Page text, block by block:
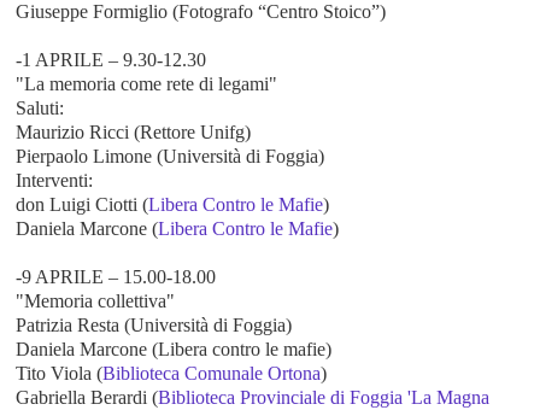
Giuseppe Formiglio (Fotografo “Centro Stoico”)
-1 APRILE – 9.30-12.30
"La memoria come rete di legami"
Saluti:
Maurizio Ricci (Rettore Unifg)
Pierpaolo Limone (Università di Foggia)
Interventi:
don Luigi Ciotti (Libera Contro le Mafie)
Daniela Marcone (Libera Contro le Mafie)
-9 APRILE – 15.00-18.00
"Memoria collettiva"
Patrizia Resta (Università di Foggia)
Daniela Marcone (Libera contro le mafie)
Tito Viola (Biblioteca Comunale Ortona)
Gabriella Berardi (Biblioteca Provinciale di Foggia 'La Magna